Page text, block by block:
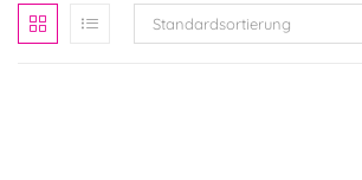
Standardsortierung